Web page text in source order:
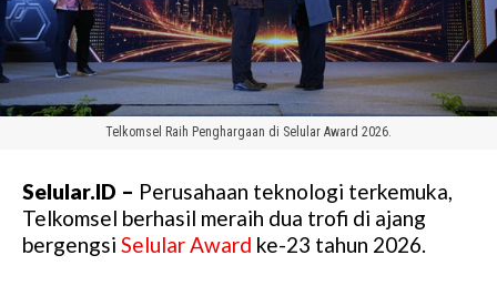
Telkomsel Raih Penghargaan di Selular Award 2026.
Selular.ID – Perusahaan teknologi terkemuka,
Telkomsel berhasil meraih dua trofi di ajang
bergengsi Selular Award ke-23 tahun 2026.